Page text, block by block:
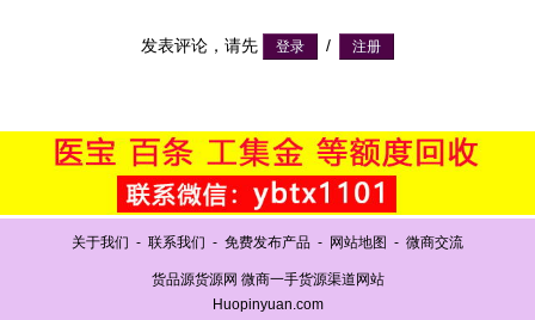
发表评论，请先 /
关于我们 - 联系我们 - 免费发布产品 - 网站地图 - 微商交流
货品源货源网 微商一手货源渠道网站
Huopinyuan.com